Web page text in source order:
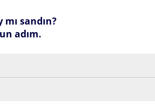
sandın?
adım.